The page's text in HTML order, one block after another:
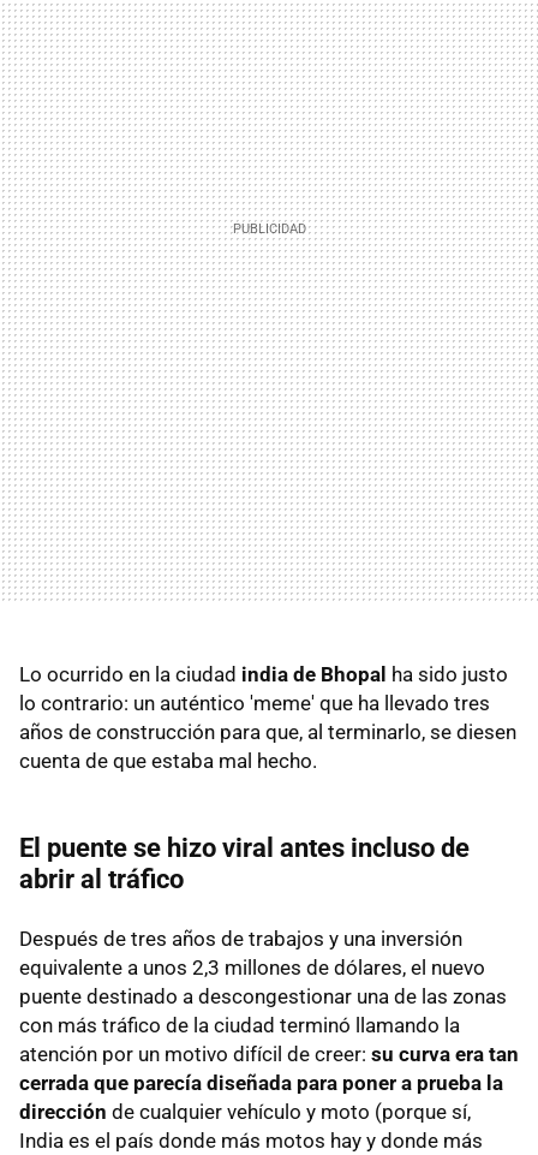
Lo ocurrido en la ciudad india de Bhopal ha sido justo
lo contrario: un auténtico 'meme' que ha llevado tres
años de construcción para que, al terminarlo, se diesen
cuenta de que estaba mal hecho.
El puente se hizo viral antes incluso de
abrir al tráfico
Después de tres años de trabajos y una inversión
equivalente a unos 2,3 millones de dólares, el nuevo
puente destinado a descongestionar una de las zonas
con más tráfico de la ciudad terminó llamando la
atención por un motivo difícil de creer: su curva era tan
cerrada que parecía diseñada para poner a prueba la
dirección de cualquier vehículo y moto (porque sí,
India es el país donde más motos hay y donde más